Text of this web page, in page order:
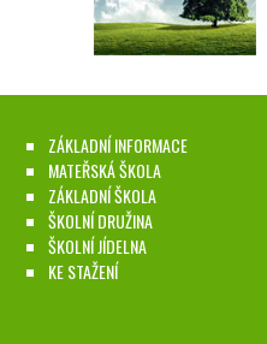
ZÁKLADNÍ INFORMACE
MATEŘSKÁ ŠKOLA
ZÁKLADNÍ ŠKOLA
ŠKOLNÍ DRUŽINA
ŠKOLNÍ JÍDELNA
KE STAŽENÍ